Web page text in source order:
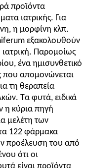
προϊόντα
ιατρικής. Για
η μορφίνη κλπ.
εξακολουθούν
Παρομοίως
ένα ημισυνθετικό
που απομονώνεται
τη θεραπεία
Τα φυτά, ειδικά
η κύρια πηγή
μελέτη των
122 φάρμακα
προέλευση του από
ότι οι